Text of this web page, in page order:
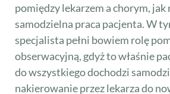
pomiędzy lekarzem a chorym,
samodzielna praca pacjenta. W
specjalista pełni bowiem rolę
obserwacyjną, gdyż to właśnie
do wszystkiego dochodzi
nakierowanie przez lekarza do